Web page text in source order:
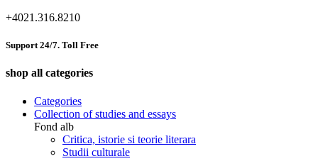
+4021.316.8210
Support 24/7. Toll Free
shop all categories
Categories
Collection of studies and essays
Fond alb
Critica, istorie si teorie literara
Studii culturale